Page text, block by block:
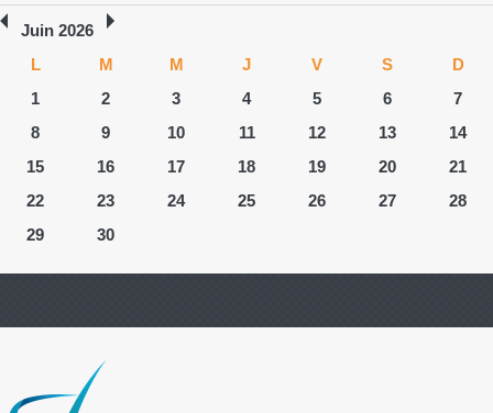
Juin 2026
L
M M J V S
D
1
2 3 4 5 6
7
8
9 10 11 12 13
14
15
16 17 18 19 20
21
22
23 24 25 26 27
28
29
30